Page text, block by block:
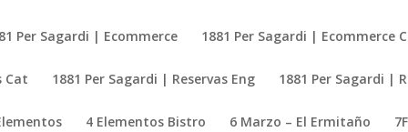
Per Sagardi | Ecommerce 1881 Per Sagardi | Ecommerce
Cat 1881 Per Sagardi | Reservas Eng 1881 Per Sagardi |
4 Elementos Bistro 6 Marzo – El Ermitaño